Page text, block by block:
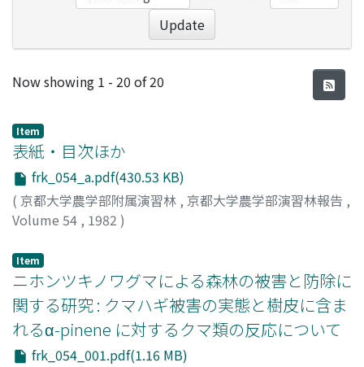
Update
Recent Submissions
Now showing 1 - 20 of 20
Item
表紙・目次ほか
frk_054_a.pdf(430.53 KB)
( 京都大学農学部附属演習林 , 京都大学農学部演習林報告 ,
Volume 54 , 1982 )
Item
ニホンツキノワグマによる森林の被害と防除に
関する研究 : クマハギ被害の実態と樹皮に含ま
れるα-pinene に対するクマ類の反応について
frk_054_001.pdf(1.16 MB)